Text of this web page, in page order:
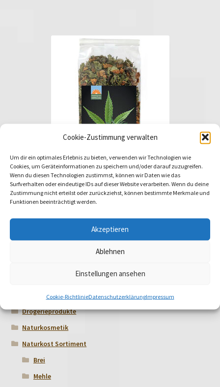
Cookie-Zustimmung verwalten
Um dir ein optimales Erlebnis zu bieten, verwenden wir Technologien wie
Cookies, um Geräteinformationen zu speichern und/oder darauf zuzugreifen.
Wenn du diesen Technologien zustimmst, können wir Daten wie das
Surfverhalten oder eindeutige IDs auf dieser Website verarbeiten. Wenn du deine
Zustimmung nicht erteilst oder zurückziehst, können bestimmte Merkmale und
Funktionen beeinträchtigt werden.
Akzeptieren
Ablehnen
Einstellungen ansehen
Cookie-RichtlinieDatenschutzerklärungImpressum
Produktkategorien
Drogerieprodukte
Naturkosmetik
Naturkost Sortiment
Brei
Mehle